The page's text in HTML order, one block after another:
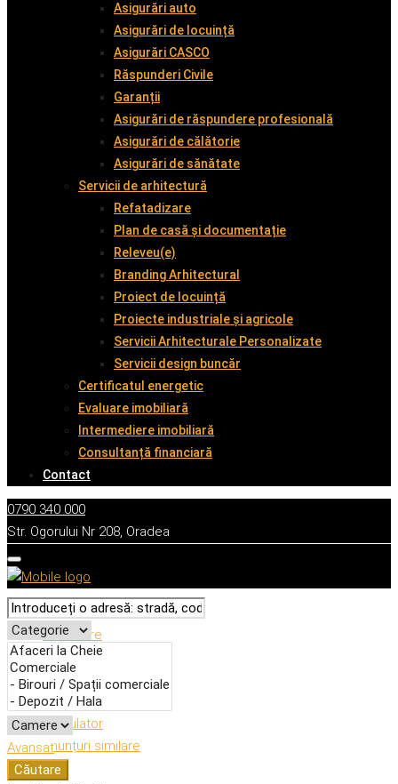
Asigurări auto
Asigurări de locuință
Asigurări CASCO
Răspunderi Civile
Garanții
Asigurări de răspundere profesională
Asigurări de călătorie
Asigurări de sănătate
Servicii de arhitectură
Refatadizare
Plan de casă și documentație
Releveu(e)
Branding Arhitectural
Proiect de locuință
Proiecte industriale și agricole
Servicii Arhitecturale Personalizate
Servicii design buncăr
Certificatul energetic
Evaluare imobiliară
Intermediere imobiliară
Consultanță financiară
Contact
0790 340 000
Str. Ogorului Nr 208, Oradea
Avansat
Căutare
Descriere
Caracteristici
Adresă
Detalii
Calculator
Anunțuri similare